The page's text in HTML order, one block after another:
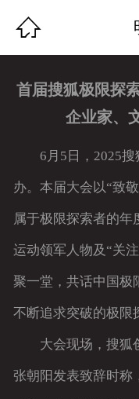

首届搜狐极限探
企业家、
6月5日，2025搜
办。本届大会以“致
属于极限探索者的年
运动领军人物及“关
聚一堂，共话中国极
不断追求突破的极限
大会现场，搜狐创
张朝阳发表致辞时称